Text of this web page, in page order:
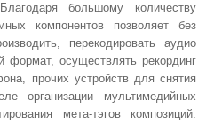
большому количеству
компонентов позволяет без
перекодировать аудио
формат, осуществлять рекординг
прочих устройств для снятия
организации мультимедийных
мета-тэгов композиций.